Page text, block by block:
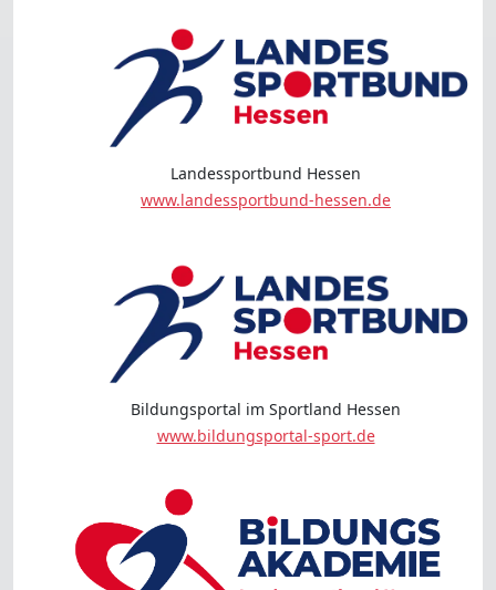
Landessportbund Hessen
www.landessportbund-hessen.de
Bildungsportal im Sportland Hessen
www.bildungsportal-sport.de